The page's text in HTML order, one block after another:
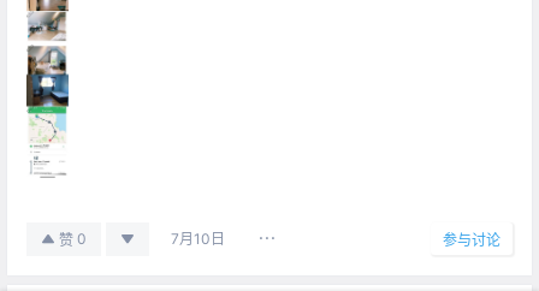
赞 0 7月10日 参与讨论